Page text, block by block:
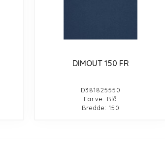
DIMOUT 150 FR
D381825550
Farve: Blå
Bredde: 150